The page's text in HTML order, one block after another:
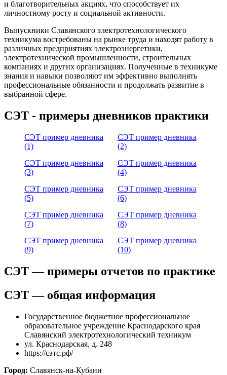
и благотворительных акциях, что способствует их
личностному росту и социальной активности.
Выпускники Славянского электротехнологического
техникума востребованы на рынке труда и находят работу в
различных предприятиях электроэнергетики,
электротехнической промышленности, строительных
компаниях и других организациях. Полученные в техникуме
знания и навыки позволяют им эффективно выполнять
профессиональные обязанности и продолжать развитие в
выбранной сфере.
СЭТ - примеры дневников практики
СЭТ пример дневника
(1)
СЭТ пример дневника
(2)
СЭТ пример дневника
(3)
СЭТ пример дневника
(4)
СЭТ пример дневника
(5)
СЭТ пример дневника
(6)
СЭТ пример дневника
(7)
СЭТ пример дневника
(8)
СЭТ пример дневника
(9)
СЭТ пример дневника
(10)
СЭТ — примеры отчетов по практике
СЭТ — общая информация
Государственное бюджетное профессиональное
образовательное учреждение Краснодарского края
Славянский электротехнологический техникум
ул. Краснодарская, д. 248
https://сэтс.рф/
Город: Славянск-на-Кубани